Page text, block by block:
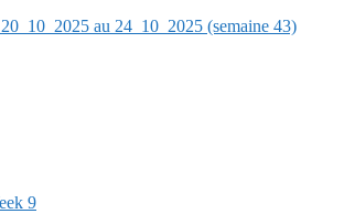
au 24_10_2025 (semaine 43)
9